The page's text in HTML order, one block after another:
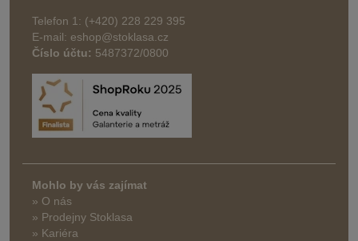
Telefon 1: (+420) 228 229 395
E-mail: eshop@stoklasa.cz
Číslo účtu: 5487372/0800
Mohlo by vás zajímat
» O nás
» Prodejny Stoklasa
» Kariéra